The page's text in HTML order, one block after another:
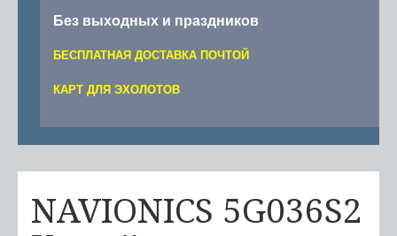
Без выходных и праздников
БЕСПЛАТНАЯ ДОСТАВКА ПОЧТОЙ
КАРТ ДЛЯ ЭХОЛОТОВ
NAVIONICS 5G036S2